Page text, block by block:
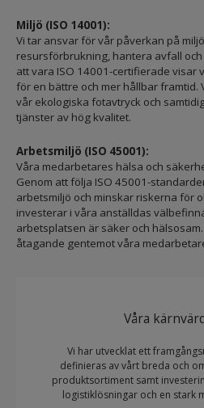
Miljö (ISO 14001):
Vi tar ansvar för vår påverkan på
resursförbrukning, hantera avfall
att vara ISO 14001-certifierade visar
för en bättre och mer hållbar framtid.
vår ekologiska fotavtryck och
tjänster av hög kvalitet.
Arbetsmiljö (ISO 45001):
Våra medarbetares hälsa och
Genom att följa ISO 45001-
arbetsmiljö och minskar riskerna för
investerar i våra anställdas
arbetsplatsen är säker och
åtagande gentemot våra
Våra
Vi har utvecklat ett
definieras av vårt breda och
produktsortiment samt
logistiklösningar och en stark